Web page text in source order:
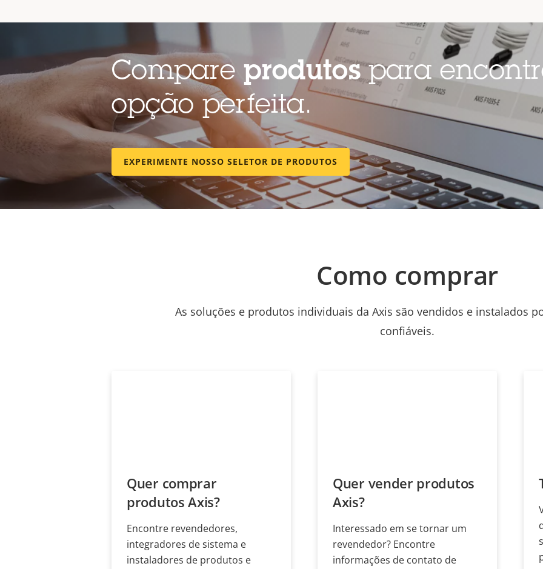
Compareprodutospara
opção perfeita.
EXPERIMENTE NOSSO SELETOR DE PRODUTOS
Como comprar
As soluções e produtos individuais da Axis são vendidos e instalados
confiáveis.
Quer comprar
produtos Axis?
Encontre revendedores,
integradores de sistema e
instaladores de produtos e
Quer vender produtos
Axis?
Interessado em se tornar um
revendedor? Encontre
informações de contato de